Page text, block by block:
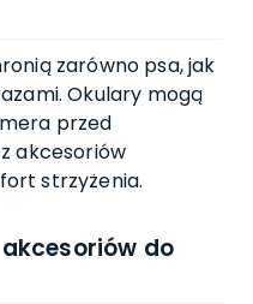
zarówno psa, jak
Okulary mogą
przed
akcesoriów
strzyżenia.
do